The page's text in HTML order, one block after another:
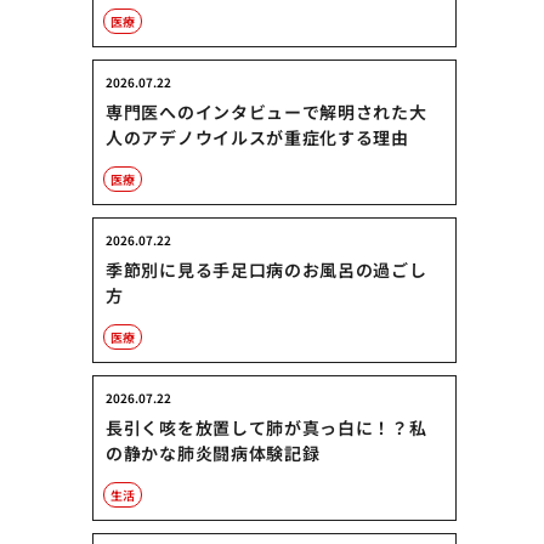
医療
専門医へのインタビューで解明された大
人のアデノウイルスが重症化する理由
2026.07.22
医療
季節別に見る手足口病のお風呂の過ごし
方
2026.07.22
医療
長引く咳を放置して肺が真っ白に！？私
の静かな肺炎闘病体験記録
2026.07.22
生活